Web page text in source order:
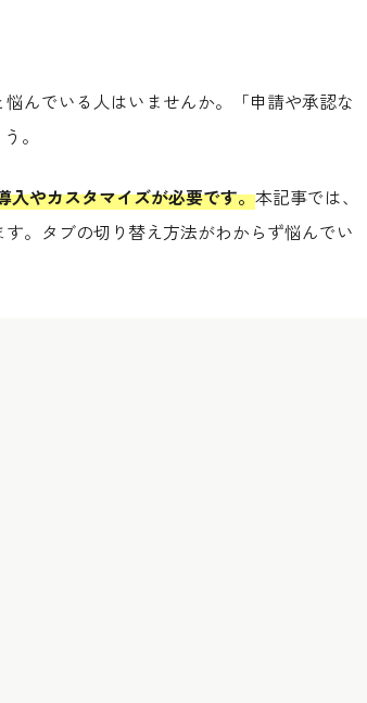
んでいる人はいませんか。「申請や承認な
。
入やカスタマイズが必要です。本記事では、
。タブの切り替え方法がわからず悩んでい